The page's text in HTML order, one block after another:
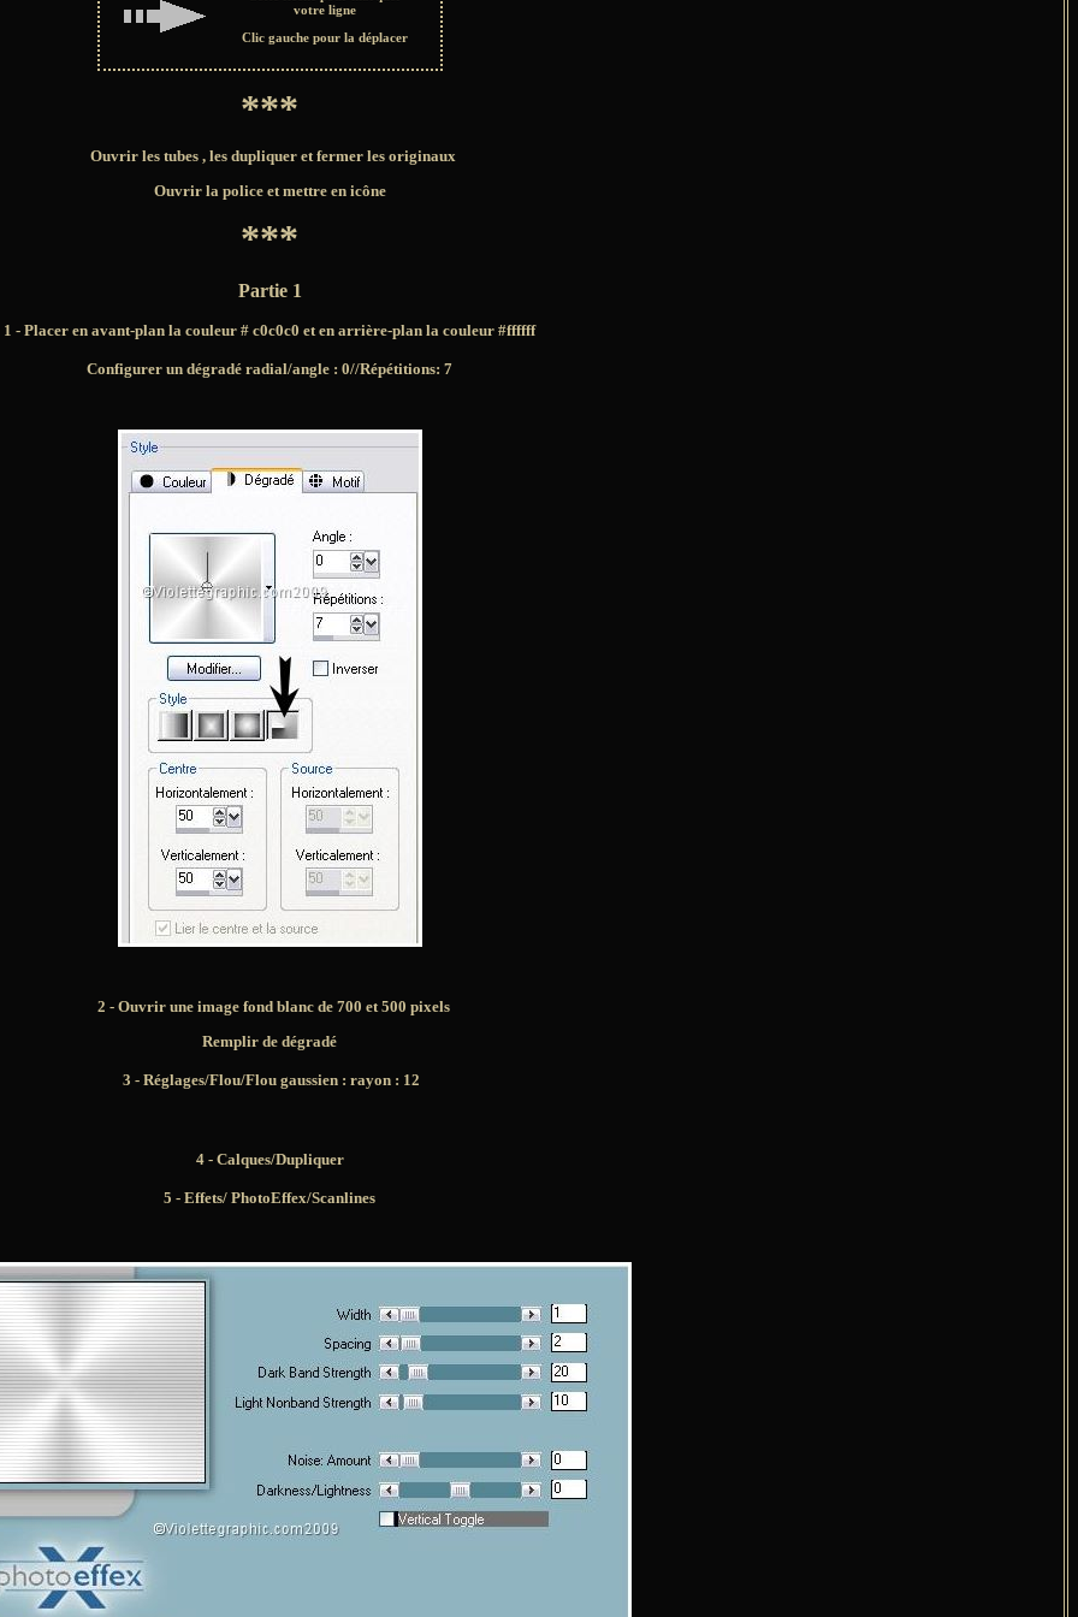
votre ligne
Clic gauche pour la déplacer
***
Ouvrir les tubes , les dupliquer et fermer les originaux
Ouvrir la police et mettre en icône
***
Partie 1
1 - Placer en avant-plan la couleur # c0c0c0 et en arrière-plan la couleur #ffffff
Configurer un dégradé radial/angle : 0//Répétitions: 7
2 - Ouvrir une image fond blanc de 700 et 500 pixels
Remplir de dégradé
3 - Réglages/Flou/Flou gaussien : rayon : 12
4 - Calques/Dupliquer
5 - Effets/ PhotoEffex/Scanlines